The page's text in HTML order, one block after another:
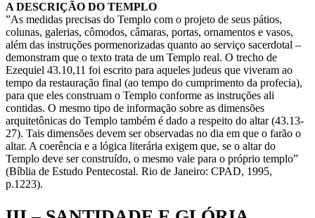
A DESCRIÇÃO DO TEMPLO
”As medidas precisas do Templo com o projeto de seus pátios,
colunas, galerias, cômodos, câmaras, portas, ornamentos e vasos,
além das instruções pormenorizadas quanto ao serviço sacerdotal –
demonstram que o texto trata de um Templo real. O trecho de
Ezequiel 43.10,11 foi escrito para aqueles judeus que viveram ao
tempo da restauração final (ao tempo do cumprimento da profecia),
para que eles construam o Templo conforme as instruções ali
contidas. O mesmo tipo de informação sobre as dimensões
arquitetônicas do Templo também é dado a respeito do altar (43.13-
27). Tais dimensões devem ser observadas no dia em que o farão o
altar. A coerência e a lógica literária exigem que, se o altar do
Templo deve ser construído, o mesmo vale para o próprio templo”
(Bíblia de Estudo Pentecostal. Rio de Janeiro: CPAD, 1995,
p.1223).